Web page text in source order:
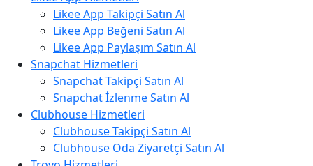
Likee App Takipçi Satın Al
Likee App Beğeni Satın Al
Likee App Paylaşım Satın Al
Snapchat Hizmetleri
Snapchat Takipçi Satın Al
Snapchat İzlenme Satın Al
Clubhouse Hizmetleri
Clubhouse Takipçi Satın Al
Clubhouse Oda Ziyaretçi Satın Al